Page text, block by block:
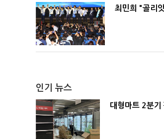
최민희 "골리
인기 뉴스
대형마트 2분